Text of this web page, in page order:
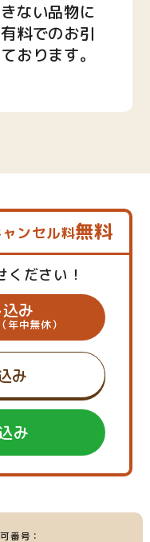
ない品物に
料でのお引
おります。
ンセル料無料
ださい！
み
中無休）
み
み
番号：